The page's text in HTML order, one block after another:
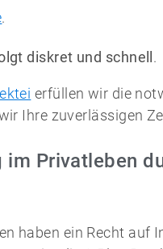
.
diskret und schnell .
erfüllen wir die
Ihre zuverlässigen
im Privatleben
haben ein Recht auf